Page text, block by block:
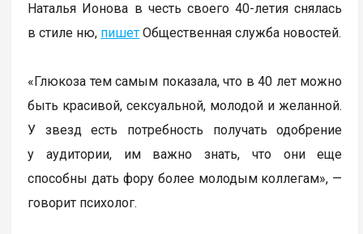
Наталья Ионова в честь своего 40-летия снялась
в стиле ню, пишет Общественная служба новостей.
«Глюкоза тем самым показала, что в 40 лет можно
быть красивой, сексуальной, молодой и желанной.
У звезд есть потребность получать одобрение
у аудитории, им важно знать, что они еще
способны дать фору более молодым коллегам», —
говорит психолог.